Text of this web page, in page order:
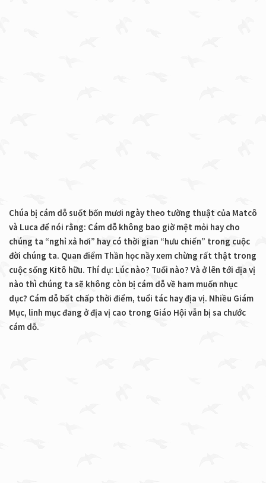
Chúa bị cám dỗ suốt bốn mươi ngày theo tường thuật của Matcô
và Luca để nói rằng: Cám dỗ không bao giờ mệt mỏi hay cho
chúng ta “nghỉ xả hơi” hay có thời gian “hưu chiến” trong cuộc
đời chúng ta. Quan điểm Thần học nầy xem chừng rất thật trong
cuộc sống Kitô hữu. Thí dụ: Lúc nào? Tuổi nào? Và ở lên tới địa vị
nào thì chúng ta sẽ không còn bị cám dỗ về ham muốn nhục
dục? Cám dỗ bất chấp thời điểm, tuổi tác hay địa vị. Nhiều Giám
Mục, linh mục đang ở địa vị cao trong Giáo Hội vẫn bị sa chước
cám dỗ.